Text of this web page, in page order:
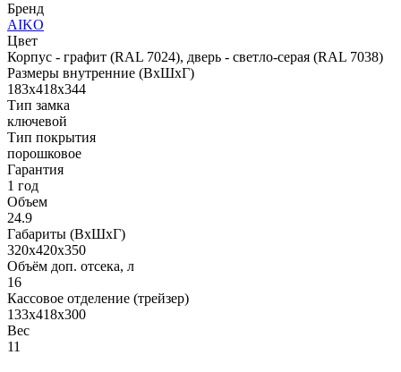
Бренд
AIKO
Цвет
Корпус - графит (RAL 7024), дверь - светло-серая (RAL 7038)
Размеры внутренние (ВхШхГ)
183x418x344
Тип замка
ключевой
Тип покрытия
порошковое
Гарантия
1 год
Объем
24.9
Габариты (ВхШхГ)
320x420x350
Объём доп. отсека, л
16
Кассовое отделение (трейзер)
133x418x300
Вес
11